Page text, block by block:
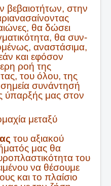
βεβαιοτήτων, στην
θα δώσει
θα συν-
αναστάσιμα,
και εφόσον
ροή της
του όλου, της
συνάντησή
ύπαρξής μας στον
μεταξύ
του αξιακού
μας θα
του
να θέσουμε
και το πλαίσιο